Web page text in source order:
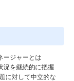
ージャーとは
況を継続的に把握
に対して中立的な